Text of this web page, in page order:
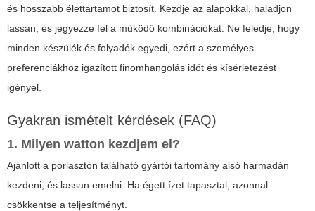
és hosszabb élettartamot biztosít. Kezdje az alapokkal, haladjon
lassan, és jegyezze fel a működő kombinációkat. Ne feledje, hogy
minden készülék és folyadék egyedi, ezért a személyes
preferenciákhoz igazított finomhangolás időt és kísérletezést
igényel.
Gyakran ismételt kérdések (FAQ)
1. Milyen watton kezdjem el?
Ajánlott a porlasztón található gyártói tartomány alsó harmadán
kezdeni, és lassan emelni. Ha égett ízet tapasztal, azonnal
csökkentse a teljesítményt.